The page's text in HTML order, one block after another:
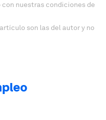
con nuestras condiciones de
son las del autor y no